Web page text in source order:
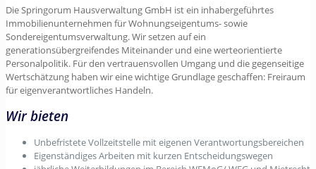
Die Springorum Hausverwaltung GmbH ist ein inhabergeführtes
Immobilienunternehmen für Wohnungseigentums- sowie
Sondereigentumsverwaltung. Wir setzen auf ein
generationsübergreifendes Miteinander und eine werteorientierte
Personalpolitik. Für den vertrauensvollen Umgang und die gegenseitige
Wertschätzung haben wir eine wichtige Grundlage geschaffen: Freiraum
für eigenverantwortliches Handeln.
Wir bieten
Unbefristete Vollzeitstelle mit eigenen Verantwortungsbereichen
Eigenständiges Arbeiten mit kurzen Entscheidungswegen